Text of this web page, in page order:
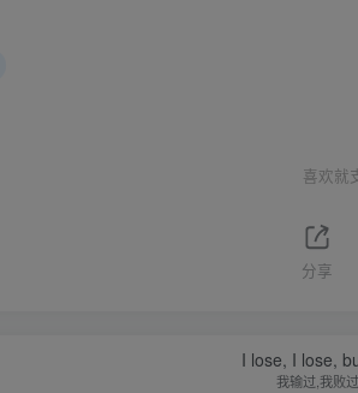
喜欢就
分享
I lose, I lose,
我输过,我败